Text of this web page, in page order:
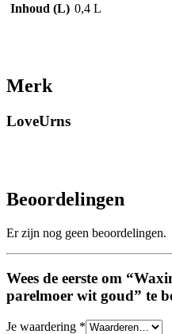
Inhoud (L) 0,4 L
Merk
LoveUrns
Beoordelingen
Er zijn nog geen beoordelingen.
Wees de eerste om
parelmoer wit goud” te
Je waardering *